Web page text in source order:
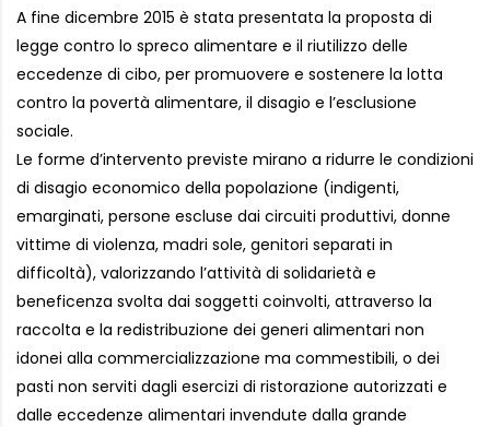
A fine dicembre 2015 è stata presentata la proposta di
legge contro lo spreco alimentare e il riutilizzo delle
eccedenze di cibo, per promuovere e sostenere la lotta
contro la povertà alimentare, il disagio e l’esclusione
sociale.
Le forme d’intervento previste mirano a ridurre le condizioni
di disagio economico della popolazione (indigenti,
emarginati, persone escluse dai circuiti produttivi, donne
vittime di violenza, madri sole, genitori separati in
difficoltà), valorizzando l’attività di solidarietà e
beneficenza svolta dai soggetti coinvolti, attraverso la
raccolta e la redistribuzione dei generi alimentari non
idonei alla commercializzazione ma commestibili, o dei
pasti non serviti dagli esercizi di ristorazione autorizzati e
dalle eccedenze alimentari invendute dalla grande